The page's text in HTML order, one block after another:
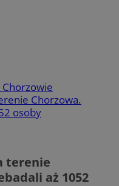
Chorzowa.
osoby
terenie
aż 1052